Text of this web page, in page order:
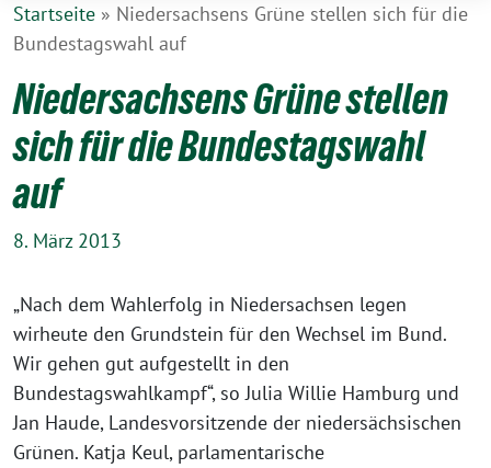
Startseite » Niedersachsens Grüne stellen sich für die
Bundestagswahl auf
Niedersachsens Grüne stellen
sich für die Bundestagswahl
auf
8. März 2013
„Nach dem Wahlerfolg in Niedersachsen legen
wirheute den Grundstein für den Wechsel im Bund.
Wir gehen gut aufgestellt in den
Bundestagswahlkampf“, so Julia Willie Hamburg und
Jan Haude, Landesvorsitzende der niedersächsischen
Grünen. Katja Keul, parlamentarische